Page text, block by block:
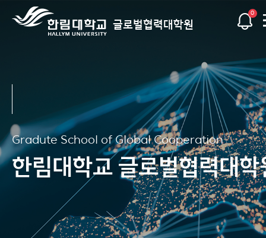
글로벌협력대학원
0
Gradute School of Global Cooperation
한림대학교 글로벌협력대학
Gradute School of Global Cooperation
한림대학교 글로벌협력대학
Gradute School of Global Cooperation
한림대학교 글로벌협력대학
Gradute School of Global Cooperation
한림대학교 글로벌협력대학
Gradute School of Global Cooperation
한림대학교 글로벌협력대학
Gradute School of Global Cooperation
한림대학교 글로벌협력대학